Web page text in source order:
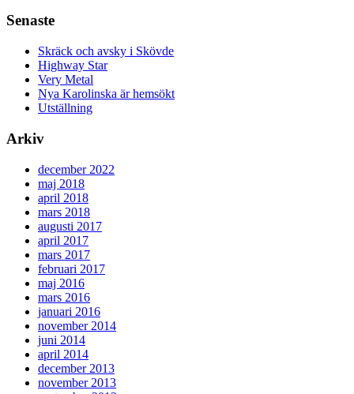
Senaste
Skräck och avsky i Skövde
Highway Star
Very Metal
Nya Karolinska är hemsökt
Utställning
Arkiv
december 2022
maj 2018
april 2018
mars 2018
augusti 2017
april 2017
mars 2017
februari 2017
maj 2016
mars 2016
januari 2016
november 2014
juni 2014
april 2014
december 2013
november 2013